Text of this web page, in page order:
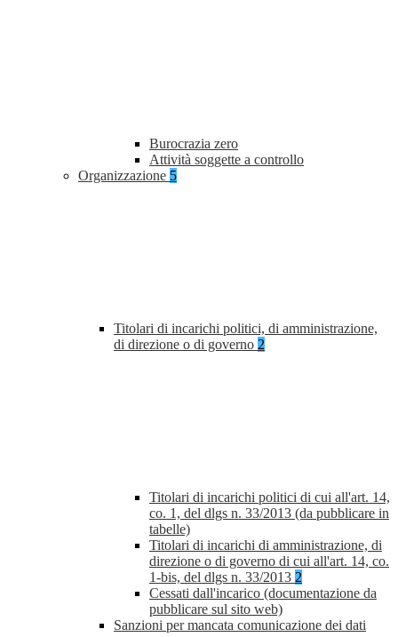
Burocrazia zero
Attività soggette a controllo
Organizzazione 5
Titolari di incarichi politici, di amministrazione,
di direzione o di governo 2
Titolari di incarichi politici di cui all'art. 14,
co. 1, del dlgs n. 33/2013 (da pubblicare in
tabelle)
Titolari di incarichi di amministrazione, di
direzione o di governo di cui all'art. 14, co.
1-bis, del dlgs n. 33/2013 2
Cessati dall'incarico (documentazione da
pubblicare sul sito web)
Sanzioni per mancata comunicazione dei dati